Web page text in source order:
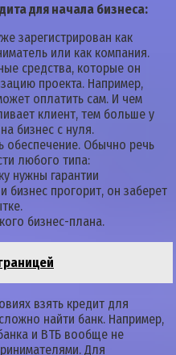
для начала бизнеса:
зарегистрирован как
или как компания.
средства, которые он
проекта. Например,
оплатить сам. И чем
клиент, тем больше у
бизнес с нуля.
обеспечение. Обычно речь
любого типа:
нужны гарантии
бизнес прогорит, он заберет
бизнес-плана.
взять кредит для
найти банк. Например,
и ВТБ вообще не
Для